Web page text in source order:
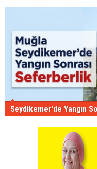
Seydikemer'de Yangın